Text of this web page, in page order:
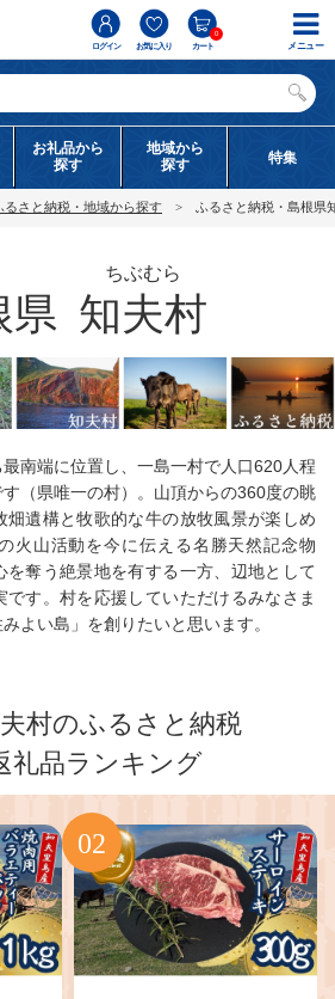
ログイン お気に入り カート
0
お礼品から
探す
地域から
探す
特集
るさと納税・地域から探す ふるさと納税・島根県
県 知夫村
ちぶむら
南端に位置し、一島一村で人口620人程
（県唯一の村）。山頂からの360度の眺
畑遺構と牧歌的な牛の放牧風景が楽しめ
火山活動を今に伝える名勝天然記念物
を奪う絶景地を有する一方、辺地として
す。村を応援していただけるみなさま
よい島」を創りたいと思います。
村のふるさと納税
礼品ランキング
メニュー